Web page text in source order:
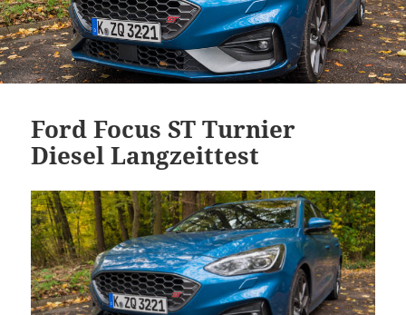
Ford Focus ST Turnier
Diesel Langzeittest